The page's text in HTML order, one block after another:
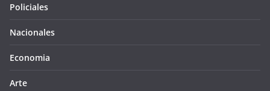
Policiales
Nacionales
Economia
Arte